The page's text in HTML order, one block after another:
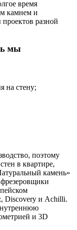
время
камнем и
разной
мы
на стену;
поэтому
в квартире,
камень»
Discovery и Achilli.
и 3D